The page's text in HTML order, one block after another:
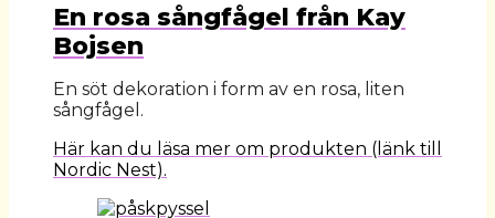
En rosa sångfågel från Kay
Bojsen
En söt dekoration i form av en rosa, liten
sångfågel.
Här kan du läsa mer om produkten (länk till
Nordic Nest).